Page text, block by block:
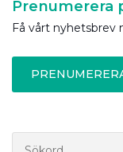
Prenumerera
Få vårt nyhetsbrev